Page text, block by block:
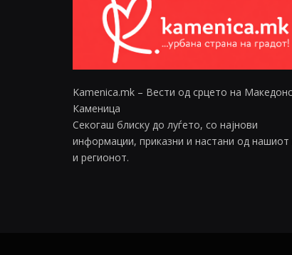
Kamenica.mk – Вести од срцето на
Каменица
Секогаш блиску до луѓето, со најнови
информации, приказни и настани од нашиот
и регионот.